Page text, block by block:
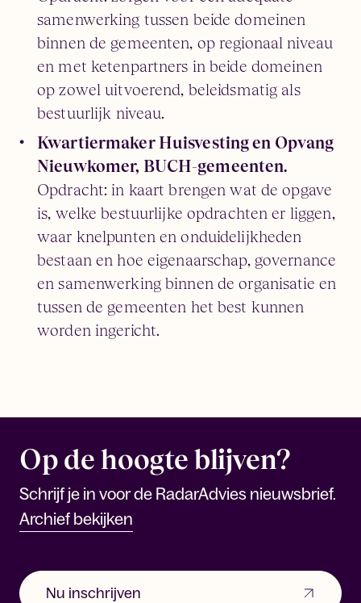
samenwerking tussen beide domeinen
binnen de gemeenten, op regionaal niveau
en met ketenpartners in beide domeinen
op zowel uitvoerend, beleidsmatig als
bestuurlijk niveau.
Kwartiermaker Huisvesting en Opvang
Nieuwkomer, BUCH-gemeenten.
Opdracht: in kaart brengen wat de opgave
is, welke bestuurlijke opdrachten er liggen,
waar knelpunten en onduidelijkheden
bestaan en hoe eigenaarschap, governance
en samenwerking binnen de organisatie en
tussen de gemeenten het best kunnen
worden ingericht.
Op de hoogte blijven?
Schrijf je in voor de RadarAdvies nieuwsbrief.
Archief bekijken
Nu inschrijven